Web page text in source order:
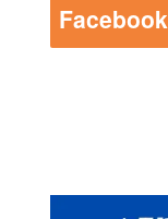
Facebook